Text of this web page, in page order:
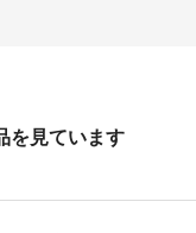
を見ています